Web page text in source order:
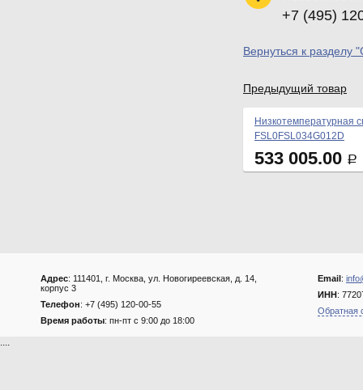
+7 (495)
Вернуться к разделу
Предыдущий товар
Низкотемпературная
FSL0FSL034G012D
533 005.00 Р
Адрес: 111401, г. Москва, ул. Новогиреевская, д. 14,
корпус 3
Телефон: +7 (495) 120-00-55
Время работы: пн-пт с 9:00 до 18:00
Email:
ИНН:
Обратная
....